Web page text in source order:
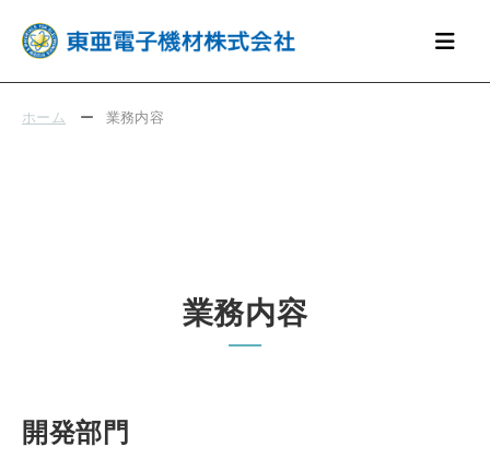
ホーム ー 業務内容
業務内容
開発部門